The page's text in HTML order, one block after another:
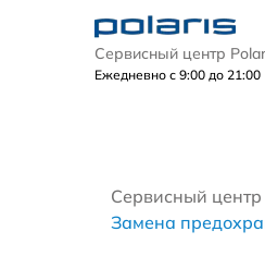
Сервисный центр
Ежедневно с 9:00 до 21:00
Сервисный центр
Замена